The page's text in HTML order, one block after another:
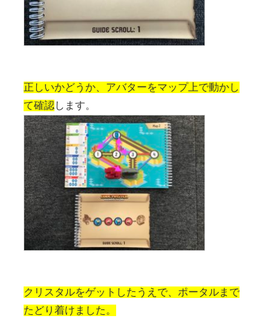
正しいかどうか、アバターをマップ上で動かし
て確認します。
クリスタルをゲットしたうえで、ポータルまで
たどり着けました。